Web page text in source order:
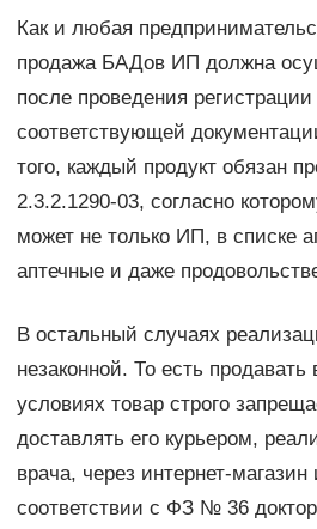
Как и любая
продажа БАДов ИП должна
после проведения
соответствующей
того, каждый продукт обязан
2.3.2.1290-03, согласно
может не только ИП, в списке
аптечные и даже
В остальный случаях
незаконной. То есть
условиях товар строго
доставлять его курьером,
врача, через интернет-
соответствии с ФЗ № 36